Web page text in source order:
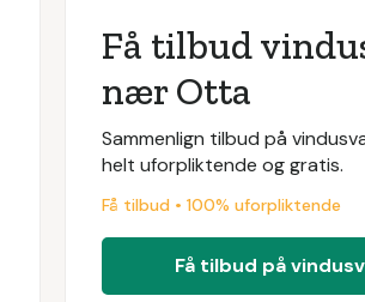
Få tilbud
nær Otta
Sammenlign tilbud på
helt uforpliktende og gratis.
Få tilbud • 100% uforpliktende
Få tilbud på